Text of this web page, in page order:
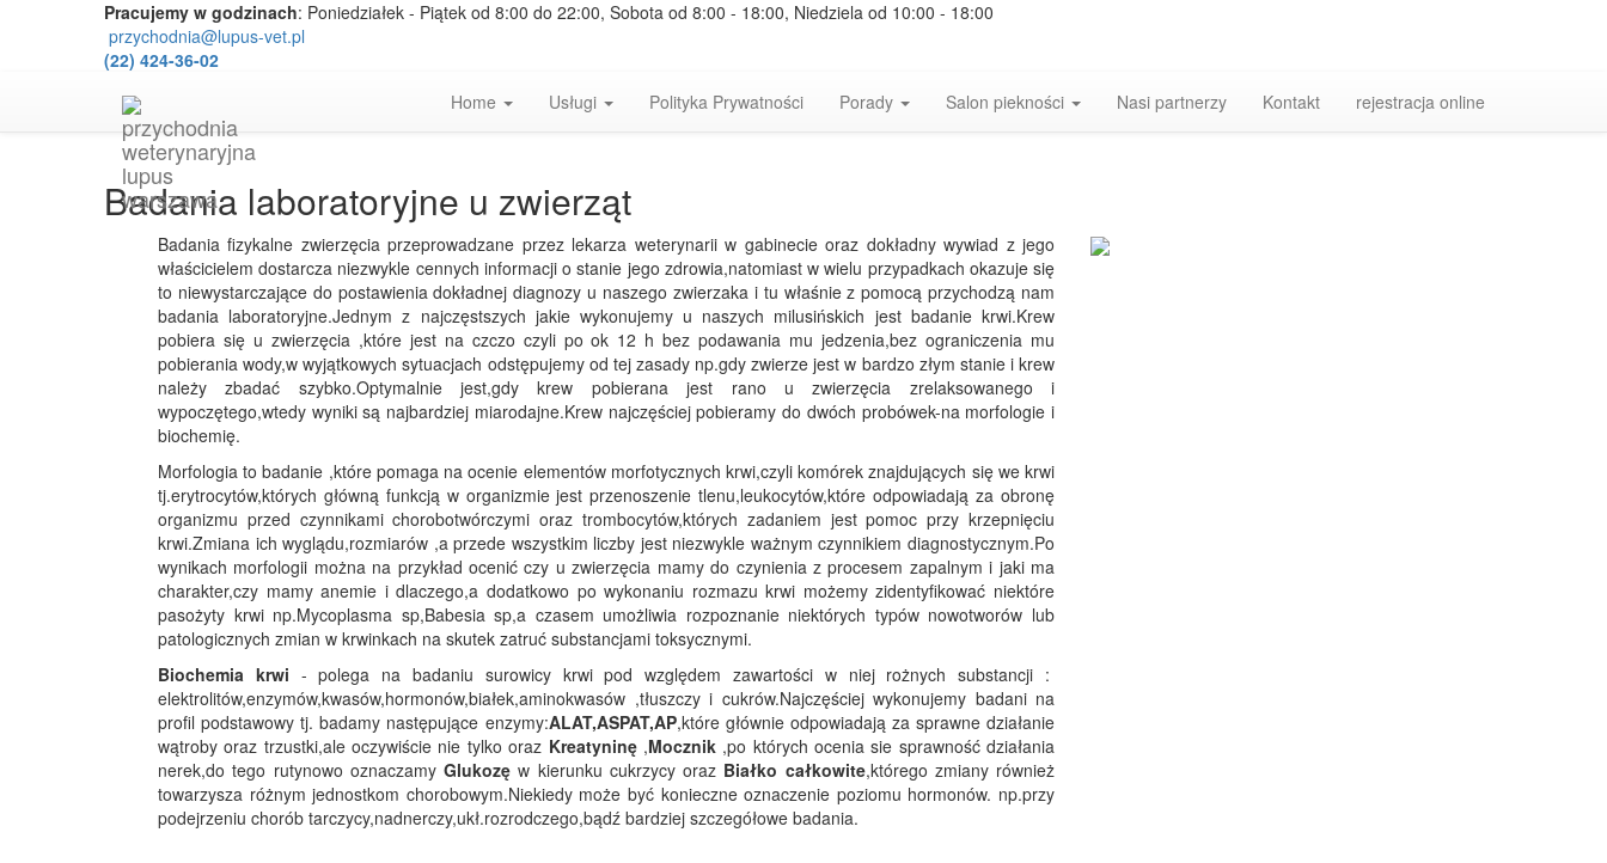
Pracujemy w godzinach: Poniedziałek - Piątek od 8:00 do 22:00, Sobota od 8:00 - 18:00, Niedziela od 10:00 - 18:00
przychodnia@lupus-vet.pl
(22) 424-36-02
Home
Usługi Polityka Prywatności Porady Salon piekności Nasi partnerzy Kontakt rejestracja online
Badania laboratoryjne u zwierząt
Badania fizykalne zwierzęcia przeprowadzane przez lekarza weterynarii w gabinecie oraz dokładny wywiad z jego
właścicielem dostarcza niezwykle cennych informacji o stanie jego zdrowia,natomiast w wielu przypadkach okazuje się
to niewystarczające do postawienia dokładnej diagnozy u naszego zwierzaka i tu właśnie z pomocą przychodzą nam
badania laboratoryjne.Jednym z najczęstszych jakie wykonujemy u naszych milusińskich jest badanie krwi.Krew
pobiera się u zwierzęcia ,które jest na czczo czyli po ok 12 h bez podawania mu jedzenia,bez ograniczenia mu
pobierania wody,w wyjątkowych sytuacjach odstępujemy od tej zasady np.gdy zwierze jest w bardzo złym stanie i krew
należy zbadać szybko.Optymalnie jest,gdy krew pobierana jest rano u zwierzęcia zrelaksowanego i
wypoczętego,wtedy wyniki są najbardziej miarodajne.Krew najczęściej pobieramy do dwóch probówek-na morfologie i
biochemię.
Morfologia to badanie ,które pomaga na ocenie elementów morfotycznych krwi,czyli komórek znajdujących się we krwi
tj.erytrocytów,których główną funkcją w organizmie jest przenoszenie tlenu,leukocytów,które odpowiadają za obronę
organizmu przed czynnikami chorobotwórczymi oraz trombocytów,których zadaniem jest pomoc przy krzepnięciu
krwi.Zmiana ich wyglądu,rozmiarów ,a przede wszystkim liczby jest niezwykle ważnym czynnikiem diagnostycznym.Po
wynikach morfologii można na przykład ocenić czy u zwierzęcia mamy do czynienia z procesem zapalnym i jaki ma
charakter,czy mamy anemie i dlaczego,a dodatkowo po wykonaniu rozmazu krwi możemy zidentyfikować niektóre
pasożyty krwi np.Mycoplasma sp,Babesia sp,a czasem umożliwia rozpoznanie niektórych typów nowotworów lub
patologicznych zmian w krwinkach na skutek zatruć substancjami toksycznymi.
Biochemia krwi - polega na badaniu surowicy krwi pod względem zawartości w niej rożnych substancji :
elektrolitów,enzymów,kwasów,hormonów,białek,aminokwasów ,tłuszczy i cukrów.Najczęściej wykonujemy badani na
profil podstawowy tj. badamy następujące enzymy:ALAT,ASPAT,AP,które głównie odpowiadają za sprawne działanie
wątroby oraz trzustki,ale oczywiście nie tylko oraz Kreatyninę,Mocznik,po których ocenia sie sprawność działania
nerek,do tego rutynowo oznaczamy Glukozę w kierunku cukrzycy oraz Białko całkowite,którego zmiany również
towarzysza różnym jednostkom chorobowym.Niekiedy może być konieczne oznaczenie poziomu hormonów. np.przy
podejrzeniu chorób tarczycy,nadnerczy,ukł.rozrodczego,bądź bardziej szczegółowe badania.